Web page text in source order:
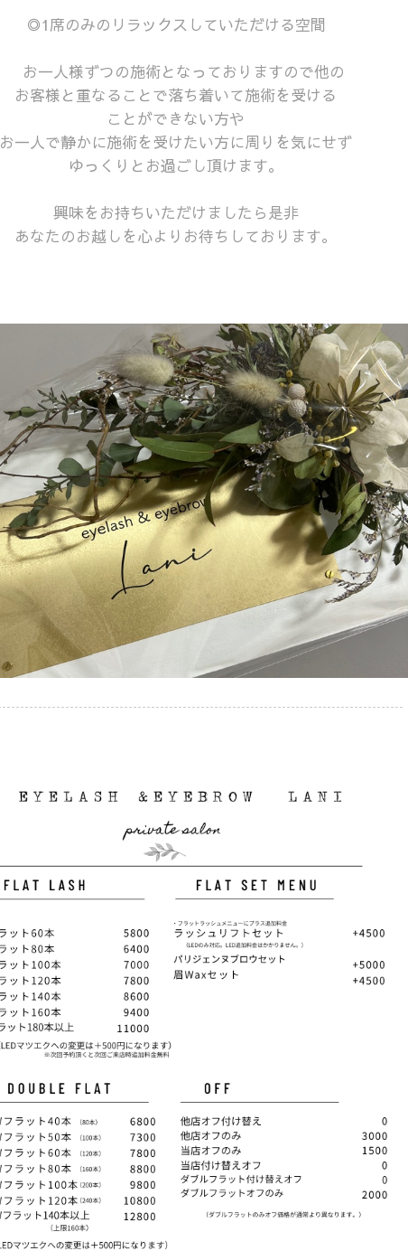
◎1席のみのリラックスしていただける空間
お一人様ずつの施術となっておりますので他の
お客様と重なることで落ち着いて施術を受ける
ことができない方や
お一人で静かに施術を受けたい方に周りを気にせず
ゆっくりとお過ごし頂けます。
興味をお持ちいただけましたら是非
あなたのお越しを心よりお待ちしております。